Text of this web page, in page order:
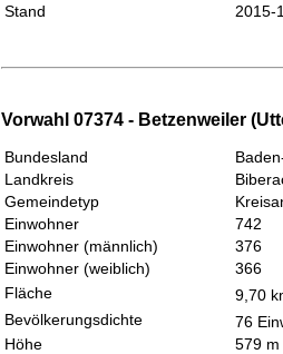
Stand
2015-
Vorwahl 07374 - Betzenweiler
Bundesland
Landkreis
Gemeindetyp
Einwohner
742
Einwohner (männlich)
376
Einwohner (weiblich)
366
Fläche
9,70
Bevölkerungsdichte
76
Höhe
579 m